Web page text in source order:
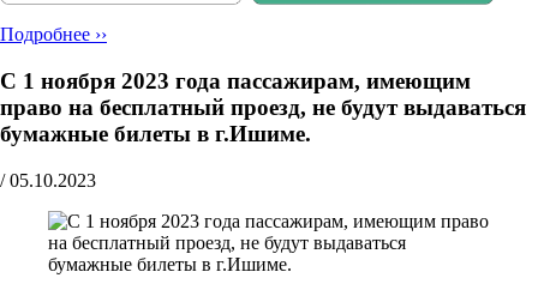
Подробнее ››
С 1 ноября 2023 года пассажирам, имеющим
право на бесплатный проезд, не будут выдаваться
бумажные билеты в г.Ишиме.
/ 05.10.2023